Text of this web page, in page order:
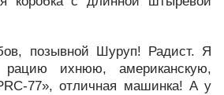
позывной Шуруп! Радист. Я
ихнюю, американскую,
77», отличная машинка! А у